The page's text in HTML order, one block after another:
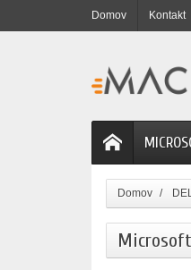
Domov Kontakt
Domov